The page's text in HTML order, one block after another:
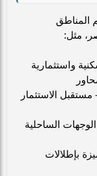
المناطق
مثل:
واستثمارية
مستقبل الاستثمار
الساحلية
بإطلالات